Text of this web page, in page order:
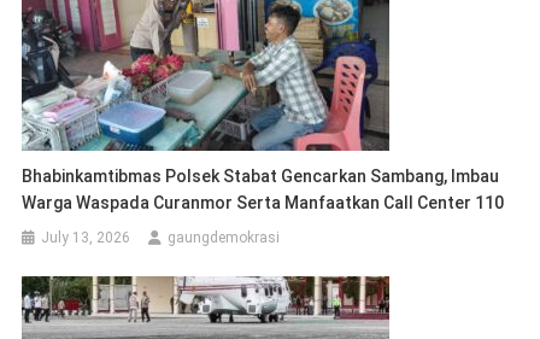
Bhabinkamtibmas Polsek Stabat Gencarkan Sambang, Imbau
Warga Waspada Curanmor Serta Manfaatkan Call Center 110
July 13, 2026 gaungdemokrasi